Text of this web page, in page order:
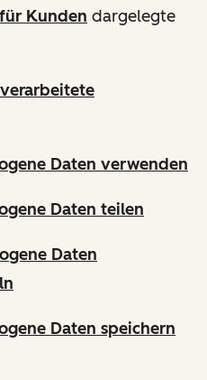
Kunden dargelegte
Daten verwenden
Daten teilen
Daten
Daten speichern